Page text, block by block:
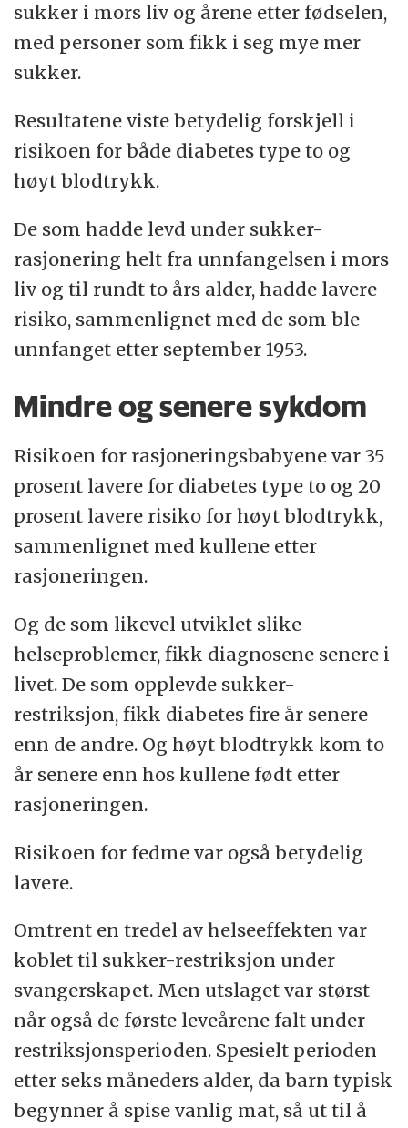
sukker i mors liv og årene etter fødselen,
med personer som fikk i seg mye mer
sukker.
Resultatene viste betydelig forskjell i
risikoen for både diabetes type to og
høyt blodtrykk.
De som hadde levd under sukker-
rasjonering helt fra unnfangelsen i mors
liv og til rundt to års alder, hadde lavere
risiko, sammenlignet med de som ble
unnfanget etter september 1953.
Mindre og senere sykdom
Risikoen for rasjoneringsbabyene var 35
prosent lavere for diabetes type to og 20
prosent lavere risiko for høyt blodtrykk,
sammenlignet med kullene etter
rasjoneringen.
Og de som likevel utviklet slike
helseproblemer, fikk diagnosene senere i
livet. De som opplevde sukker-
restriksjon, fikk diabetes fire år senere
enn de andre. Og høyt blodtrykk kom to
år senere enn hos kullene født etter
rasjoneringen.
Risikoen for fedme var også betydelig
lavere.
Omtrent en tredel av helseeffekten var
koblet til sukker-restriksjon under
svangerskapet. Men utslaget var størst
når også de første leveårene falt under
restriksjonsperioden. Spesielt perioden
etter seks måneders alder, da barn typisk
begynner å spise vanlig mat, så ut til å